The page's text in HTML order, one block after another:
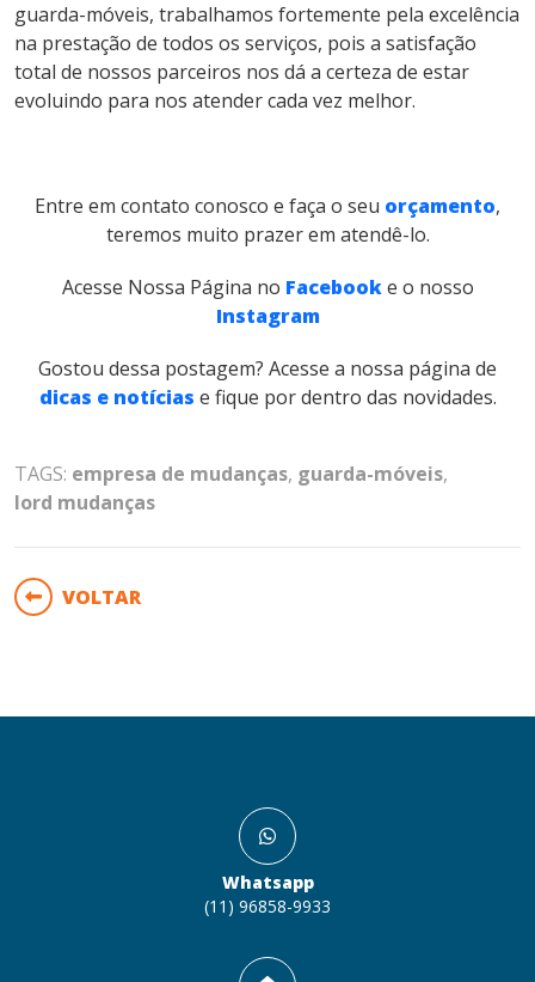
guarda-móveis, trabalhamos fortemente pela excelência
na prestação de todos os serviços, pois a satisfação
total de nossos parceiros nos dá a certeza de estar
evoluindo para nos atender cada vez melhor.
Entre em contato conosco e faça o seu orçamento,
teremos muito prazer em atendê-lo.
Acesse Nossa Página no Facebook e o nosso
Instagram
Gostou dessa postagem? Acesse a nossa página de
dicas e notícias e fique por dentro das novidades.
TAGS: empresa de mudanças, guarda-móveis,
lord mudanças
VOLTAR
Whatsapp
(11) 96858-9933